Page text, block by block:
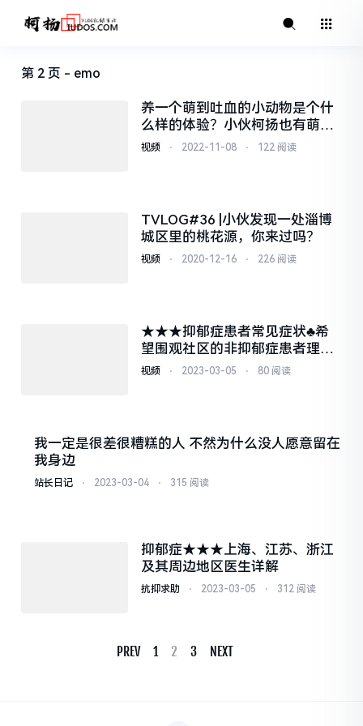
第 2 页 - emo
养一个萌到吐血的小动物是个什
么样的体验？小伙柯扬也有萌宠
啦！
视频 ⋅ 2022-11-08 ⋅ 122 阅读
TVLOG#36 |小伙发现一处淄博
城区里的桃花源，你来过吗？
视频 ⋅ 2020-12-16 ⋅ 226 阅读
★★★抑郁症患者常见症状♣希
望围观社区的非抑郁症患者理解
患者的痛苦
视频 ⋅ 2023-03-05 ⋅ 80 阅读
我一定是很差很糟糕的人 不然为什么没人愿意留在
我身边 ​
站长日记 ⋅ 2023-03-04 ⋅ 315 阅读
抑郁症★★★上海、江苏、浙江
及其周边地区医生详解
抗抑求助 ⋅ 2023-03-05 ⋅ 312 阅读
PREV 1 2 3 NEXT